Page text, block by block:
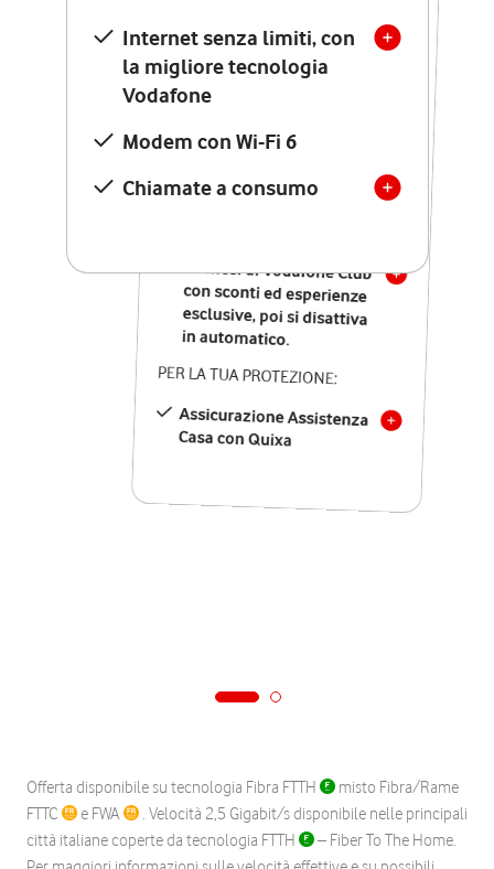
Internet senza limiti, con
la migliore tecnologia
Vodafone
Modem con Wi-Fi 6
Chiamate a consumo
Internet senza limiti, con
la migliore tecnologia
Vodafone
Modem Seven con Wi-Fi 7
Chiamate illimitate verso
numeri fissi e mobili
nazionali
12 mesi di Vodafone Club
con sconti ed esperienze
esclusive, poi si disattiva
in automatico.
PER LA TUA PROTEZIONE:
Assicurazione Assistenza
Casa con Quixa
Offerta disponibile su tecnologia Fibra FTTH
misto Fibra/Rame
FTTC
e FWA
. Velocità 2,5 Gigabit/s disponibile nelle principali
città italiane coperte da tecnologia FTTH
– Fiber To The Home.